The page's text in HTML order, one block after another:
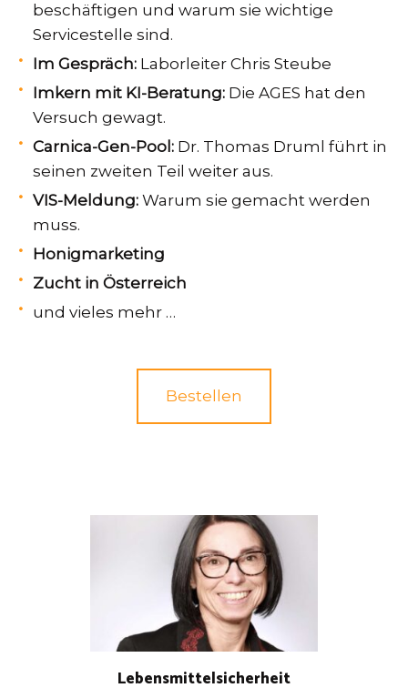
Lebensmittelsicherheit
beschäftigen und warum sie wichtige
Servicestelle sind.
Im Gespräch: Laborleiter Chris Steube
Imkern mit KI-Beratung: Die AGES hat den
Versuch gewagt.
Carnica-Gen-Pool: Dr. Thomas Druml führt in
seinen zweiten Teil weiter aus.
VIS-Meldung: Warum sie gemacht werden
muss.
Honigmarketing
Zucht in Österreich
und vieles mehr …
Bestellen